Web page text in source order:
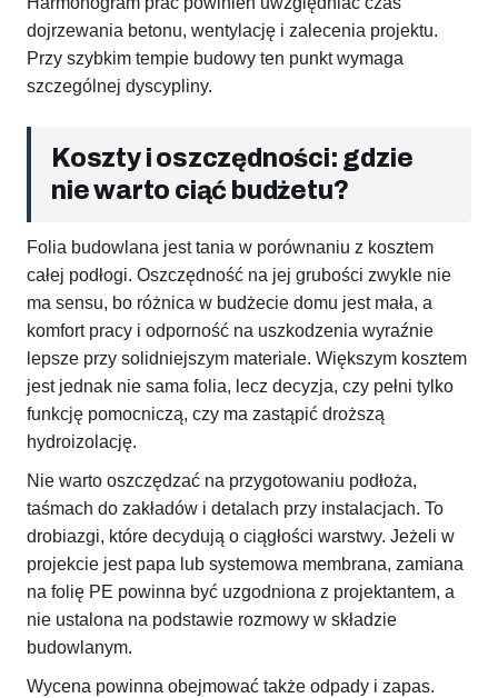
dojrzewania betonu, wentylację i zalecenia projektu.
Przy szybkim tempie budowy ten punkt wymaga
szczególnej dyscypliny.
Koszty i oszczędności: gdzie
nie warto ciąć budżetu?
Folia budowlana jest tania w porównaniu z kosztem
całej podłogi. Oszczędność na jej grubości zwykle nie
ma sensu, bo różnica w budżecie domu jest mała, a
komfort pracy i odporność na uszkodzenia wyraźnie
lepsze przy solidniejszym materiale. Większym kosztem
jest jednak nie sama folia, lecz decyzja, czy pełni tylko
funkcję pomocniczą, czy ma zastąpić droższą
hydroizolację.
Nie warto oszczędzać na przygotowaniu podłoża,
taśmach do zakładów i detalach przy instalacjach. To
drobiazgi, które decydują o ciągłości warstwy. Jeżeli w
projekcie jest papa lub systemowa membrana, zamiana
na folię PE powinna być uzgodniona z projektantem, a
nie ustalona na podstawie rozmowy w składzie
budowlanym.
Wycena powinna obejmować także odpady i zapas.